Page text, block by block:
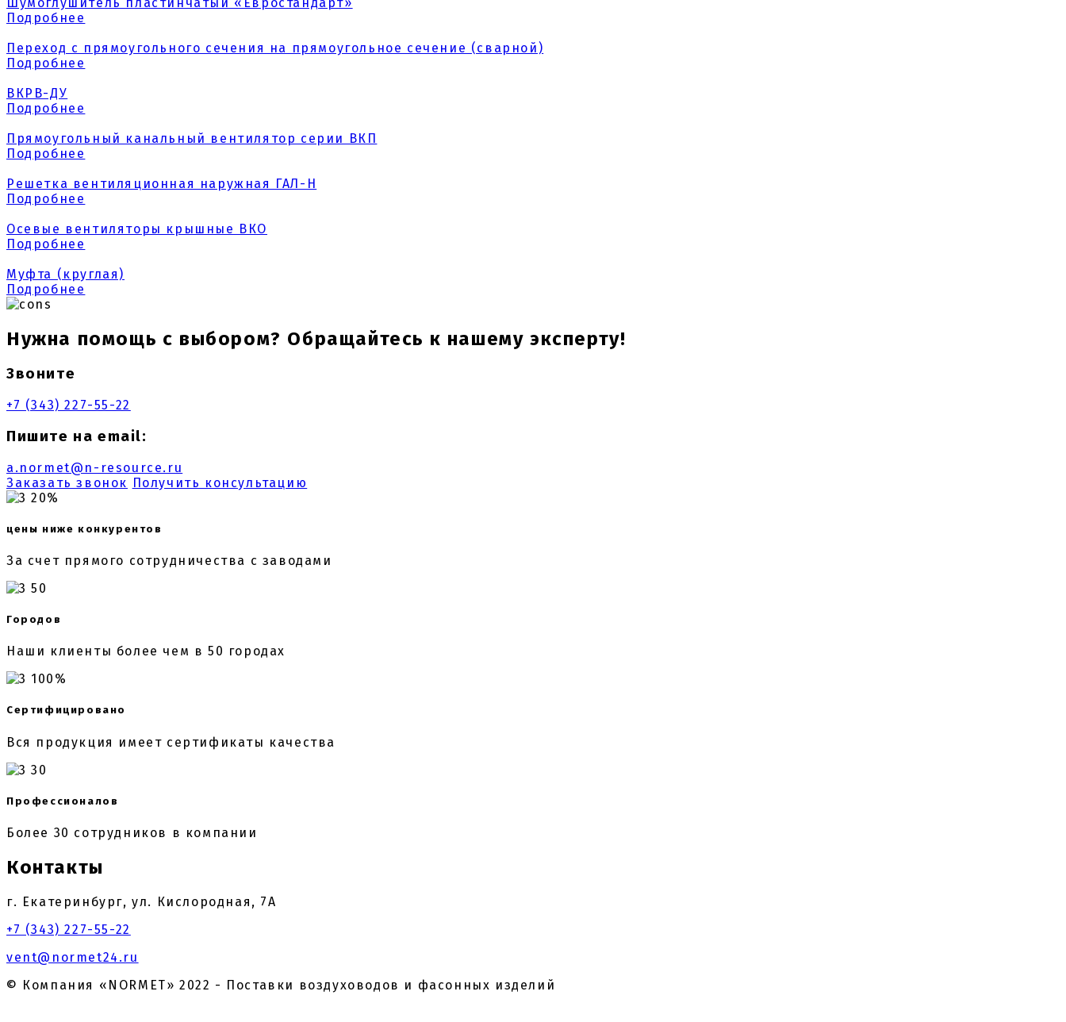
Подробнее
Переход с прямоугольного сечения на прямоугольное сечение (сварной)
Подробнее
ВКРВ-ДУ
Подробнее
Прямоугольный канальный вентилятор серии ВКП
Подробнее
Решетка вентиляционная наружная ГАЛ-Н
Подробнее
Осевые вентиляторы крышные ВКО
Подробнее
Муфта (круглая)
Подробнее
Нужна помощь с выбором? Обращайтесь к нашему эксперту!
Звоните
+7 (343) 227-55-22
Пишите на email:
a.normet@n-resource.ru
Заказать звонок Получить консультацию
20%
цены ниже конкурентов
За счет прямого сотрудничества с заводами
50
Городов
Наши клиенты более чем в 50 городах
100%
Сертифицировано
Вся продукция имеет сертификаты качества
30
Профессионалов
Более 30 сотрудников в компании
Контакты
г. Екатеринбург, ул. Кислородная, 7А
+7 (343) 227-55-22
vent@normet24.ru
© Компания «NORMET» 2022 - Поставки воздуховодов и фасонных изделий